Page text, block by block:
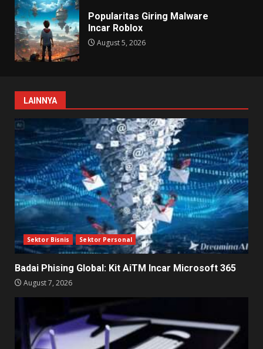
Popularitas Giring Malware
Incar Roblox
August 5, 2026
LAINNYA
Sektor Bisnis Sektor Personal
Badai Phising Global: Kit AiTM Incar Microsoft 365
August 7, 2026